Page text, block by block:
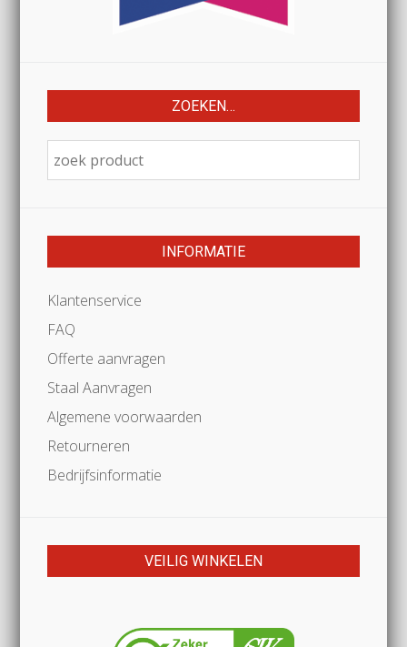
ZOEKEN…
INFORMATIE
Klantenservice
FAQ
Offerte aanvragen
Staal Aanvragen
Algemene voorwaarden
Retourneren
Bedrijfsinformatie
VEILIG WINKELEN